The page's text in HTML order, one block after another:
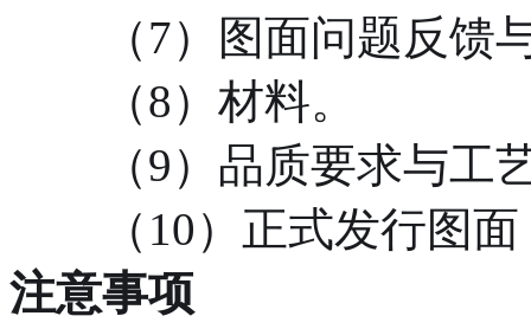
（7）图面问题反馈
（8）材料。
（9）品质要求与工
（10）正式发行图面
注意事项